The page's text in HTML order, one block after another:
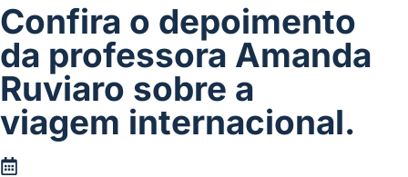
Confira o depoimento
da professora Amanda
Ruviaro sobre a
viagem internacional.